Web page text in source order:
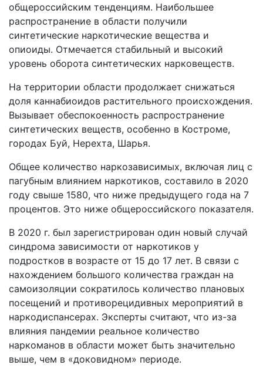
общероссийским тенденциям. Наибольшее
распространение в области получили
синтетические наркотические вещества и
опиоиды. Отмечается стабильный и высокий
уровень оборота синтетических нарковеществ.
На территории области продолжает снижаться
доля каннабиоидов растительного происхождения.
Вызывает обеспокоенность распространение
синтетических веществ, особенно в Костроме,
городах Буй, Нерехта, Шарья.
Общее количество наркозависимых, включая лиц с
пагубным влиянием наркотиков, составило в 2020
году свыше 1580, что ниже предыдущего года на 7
процентов. Это ниже общероссийского показателя.
В 2020 г. был зарегистрирован один новый случай
синдрома зависимости от наркотиков у
подростков в возрасте от 15 до 17 лет. В связи с
нахождением большого количества граждан на
самоизоляции сократилось количество плановых
посещений и противорецидивных мероприятий в
наркодиспансерах. Эксперты считают, что из-за
влияния пандемии реальное количество
наркоманов в области может быть значительно
выше, чем в «доковидном» периоде.